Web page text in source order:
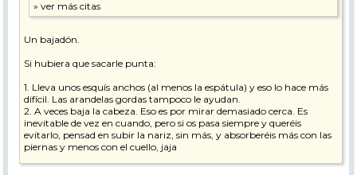
Un bajadón.
Si hubiera que sacarle punta:
1. Lleva unos esquís anchos (al menos la espátula) y eso lo hace más
difícil. Las arandelas gordas tampoco le ayudan.
2. A veces baja la cabeza. Eso es por mirar demasiado cerca. Es
inevitable de vez en cuando, pero si os pasa siempre y queréis
evitarlo, pensad en subir la nariz, sin más, y absorberéis más con las
piernas y menos con el cuello, jaja